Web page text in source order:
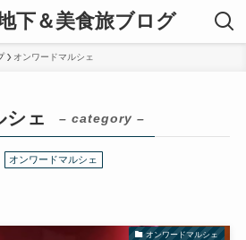
下＆美食旅ブログ
オンワードマルシェ
シェ – category –
オンワードマルシェ
オンワードマルシェ